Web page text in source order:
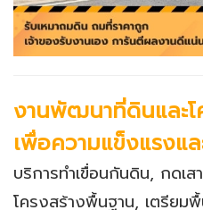
งานพัฒนาที่ดินและโ
เพื่อความแข็งแรงแ
บริการทำเขื่อนกันดิน, กดเ
โครงสร้างพื้นฐาน, เตรียม